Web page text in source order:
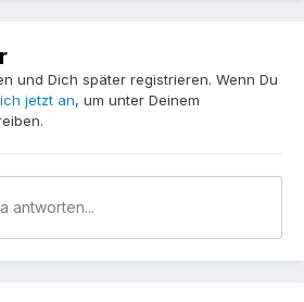
und Dich später registrieren. Wenn Du
jetzt an, um unter Deinem
antworten...